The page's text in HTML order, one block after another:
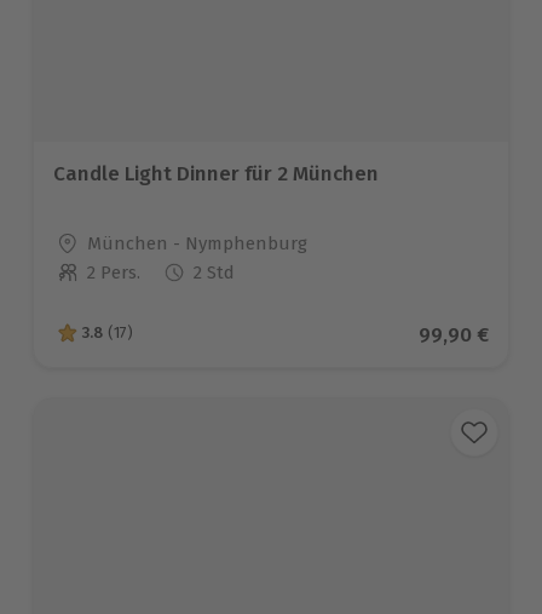
Candle Light Dinner für 2 München
Standort
München - Nymphenburg
Anzahl der Teilnehmer
2 Pers. 2 Std
3.8 von 5 Sternen basierend auf 17 Bewertungen
3.8 (17) Aktueller
99,90 €